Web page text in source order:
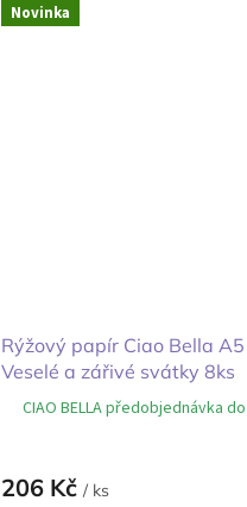
Novinka
Rýžový papír Ciao Bella
Veselé a zářivé svátky 8ks
CIAO BELLA předobjednávka
206 Kč / ks